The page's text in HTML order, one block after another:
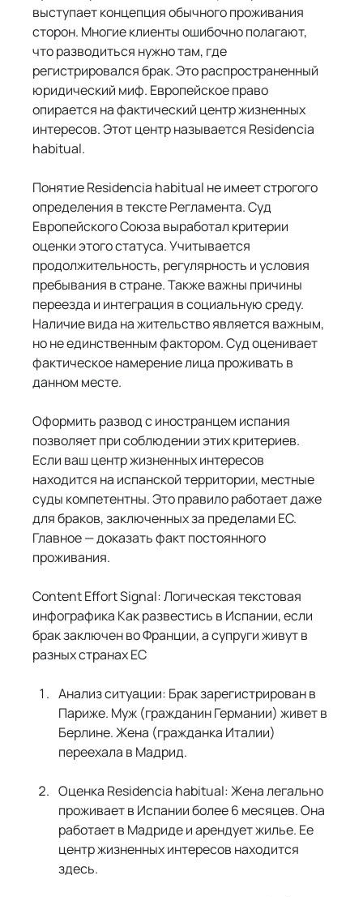
выступает концепция обычного проживания
сторон. Многие клиенты ошибочно полагают,
что разводиться нужно там, где
регистрировался брак. Это распространенный
юридический миф. Европейское право
опирается на фактический центр жизненных
интересов. Этот центр называется Residencia
habitual.
Понятие Residencia habitual не имеет строгого
определения в тексте Регламента. Суд
Европейского Союза выработал критерии
оценки этого статуса. Учитывается
продолжительность, регулярность и условия
пребывания в стране. Также важны причины
переезда и интеграция в социальную среду.
Наличие вида на жительство является важным,
но не единственным фактором. Суд оценивает
фактическое намерение лица проживать в
данном месте.
Оформить развод с иностранцем испания
позволяет при соблюдении этих критериев.
Если ваш центр жизненных интересов
находится на испанской территории, местные
суды компетентны. Это правило работает даже
для браков, заключенных за пределами ЕС.
Главное — доказать факт постоянного
проживания.
Content Effort Signal: Логическая текстовая
инфографика Как развестись в Испании, если
брак заключен во Франции, а супруги живут в
разных странах ЕС
Анализ ситуации: Брак зарегистрирован в
Париже. Муж (гражданин Германии) живет в
Берлине. Жена (гражданка Италии)
переехала в Мадрид.
Оценка Residencia habitual: Жена легально
проживает в Испании более 6 месяцев. Она
работает в Мадриде и арендует жилье. Ее
центр жизненных интересов находится
здесь.